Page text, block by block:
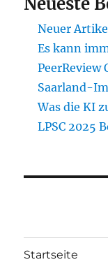
Neuer
Es kann
PeerReview
Saarland-
Was die KI
LPSC 2025
Startseite